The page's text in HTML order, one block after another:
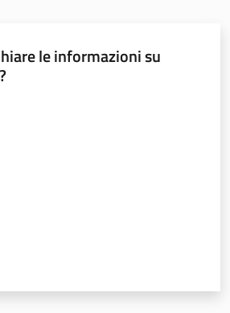
le informazioni su